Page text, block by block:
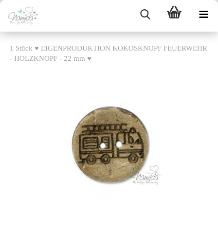
1 Stück ♥ EIGENPRODUKTION KOKOSKNOPF FEUERWEHR
- HOLZKNOPF - 22 mm ♥